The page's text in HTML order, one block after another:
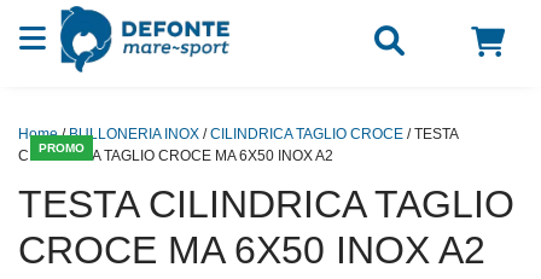
Vai al contenuto
PROMO
Home/BULLONERIA INOX /CILINDRICA TAGLIO CROCE / TESTA
CILINDRICA TAGLIO CROCE MA 6X50 INOX A2
TESTA CILINDRICA TAGLIO
CROCE MA 6X50 INOX A2